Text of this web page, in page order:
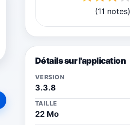
(11 notes)
Détails sur l'application
VERSION
3.3.8
TAILLE
22 Mo